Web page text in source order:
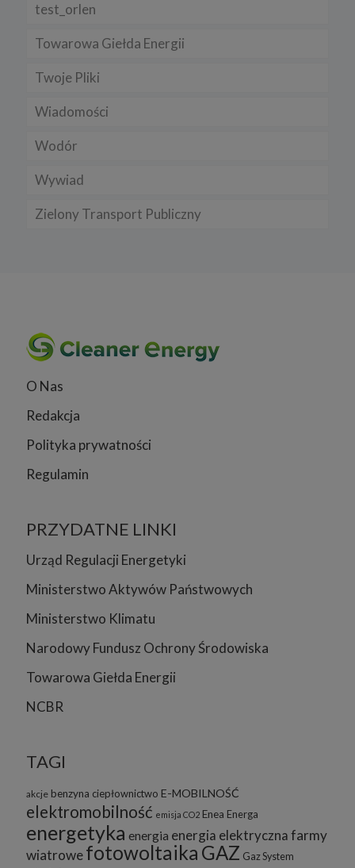
test_orlen
Towarowa Giełda Energii
Twoje Pliki
Wiadomości
Wodór
Wywiad
Zielony Transport Publiczny
O Nas
Redakcja
Polityka prywatności
Regulamin
PRZYDATNE LINKI
Urząd Regulacji Energetyki
Ministerstwo Aktywów Państwowych
Ministerstwo Klimatu
Narodowy Fundusz Ochrony Środowiska
Towarowa Giełda Energii
NCBR
TAGI
akcje benzyna ciepłownictwo E-MOBILNOŚĆ
elektromobilność emisja CO2 Enea Energa
energetyka energia energia elektrycznafarmy
wiatrowefotowoltaika GAZ Gaz System